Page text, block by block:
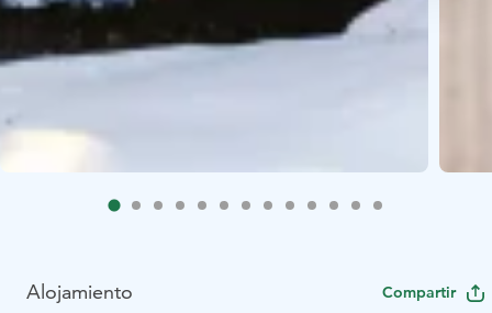
Alojamiento Compartir